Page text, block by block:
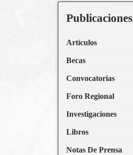
Publicaciones
Artículos
Becas
Convocatorias
Foro Regional
Investigaciones
Libros
Notas De Prensa